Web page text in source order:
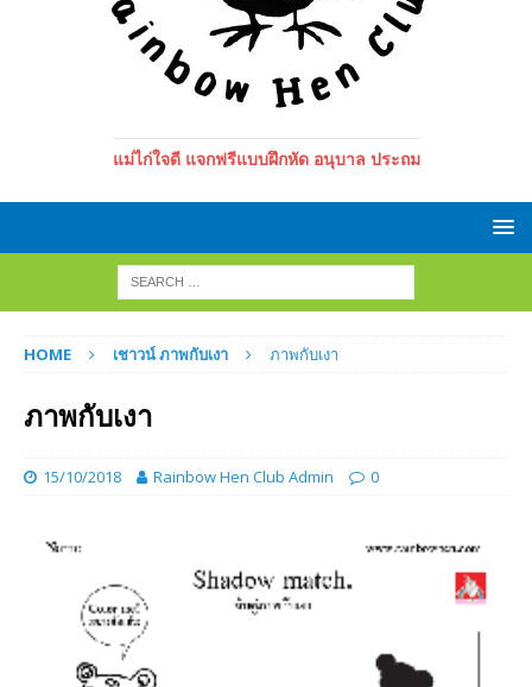
แม่ไก่ใจดี แจกฟรีแบบฝึกหัด อนุบาล ประถม
HOME เชาวน์ ภาพกับเงา ภาพกับเงา
ภาพกับเงา
15/10/2018 Rainbow Hen Club Admin 0